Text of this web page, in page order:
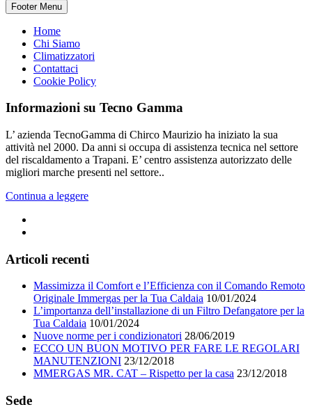
Footer Menu
Home
Chi Siamo
Climatizzatori
Contattaci
Cookie Policy
Informazioni su Tecno Gamma
L’ azienda TecnoGamma di Chirco Maurizio ha iniziato la sua
attività nel 2000. Da anni si occupa di assistenza tecnica nel settore
del riscaldamento a Trapani. E’ centro assistenza autorizzato delle
migliori marche presenti nel settore..
Continua a leggere
Articoli recenti
Massimizza il Comfort e l’Efficienza con il Comando Remoto
Originale Immergas per la Tua Caldaia 10/01/2024
L’importanza dell’installazione di un Filtro Defangatore per la
Tua Caldaia 10/01/2024
Nuove norme per i condizionatori 28/06/2019
ECCO UN BUON MOTIVO PER FARE LE REGOLARI
MANUTENZIONI 23/12/2018
MMERGAS MR. CAT – Rispetto per la casa 23/12/2018
Sede